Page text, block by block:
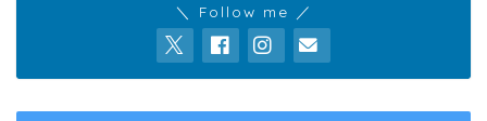
＼ Follow me ／